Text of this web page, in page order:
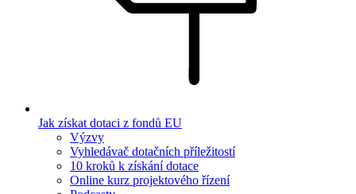
Jak získat dotaci z fondů EU
Výzvy
Vyhledávač dotačních příležitostí
10 kroků k získání dotace
Online kurz projektového řízení